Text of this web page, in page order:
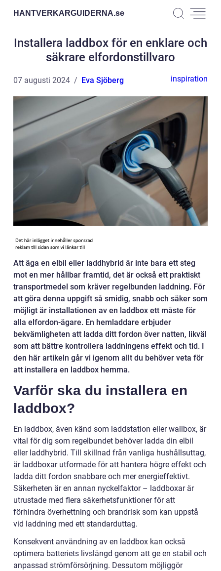
HANTVERKARGUIDERNA.se
Installera laddbox för en enklare och
säkrare elfordonstillvaro
07 augusti 2024 Eva Sjöberg inspiration
Att äga en elbil eller laddhybrid är inte bara ett steg
mot en mer hållbar framtid, det är också ett praktiskt
transportmedel som kräver regelbunden laddning. För
att göra denna uppgift så smidig, snabb och säker som
möjligt är installationen av en laddbox ett måste för
alla elfordon-ägare. En hemladdare erbjuder
bekvämligheten att ladda ditt fordon över natten, likväl
som att bättre kontrollera laddningens effekt och tid. I
den här artikeln går vi igenom allt du behöver veta för
att installera en laddbox hemma.
Varför ska du installera en
laddbox?
En laddbox, även känd som laddstation eller wallbox, är
vital för dig som regelbundet behöver ladda din elbil
eller laddhybrid. Till skillnad från vanliga hushållsuttag,
är laddboxar utformade för att hantera högre effekt och
ladda ditt fordon snabbare och mer energieffektivt.
Säkerheten är en annan nyckelfaktor – laddboxar är
utrustade med flera säkerhetsfunktioner för att
förhindra överhettning och brandrisk som kan uppstå
vid laddning med ett standarduttag.
Konsekvent användning av en laddbox kan också
optimera batteriets livslängd genom att ge en stabil och
anpassad strömförsörjning. Dessutom möjliggör